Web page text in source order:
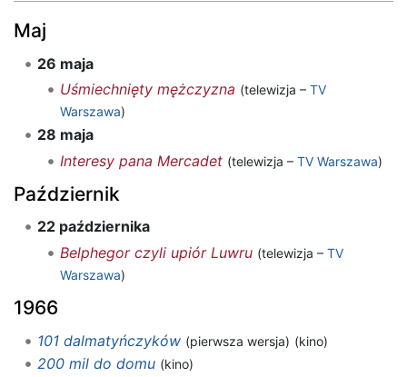
Maj
26 maja
Uśmiechnięty mężczyzna (telewizja –TV
Warszawa)
28 maja
Interesy pana Mercadet (telewizja –TV Warszawa)
Październik
22 października
Belphegor czyli upiór Luwru (telewizja –TV
Warszawa)
1966
101 dalmatyńczyków (pierwsza wersja) (kino)
200 mil do domu (kino)